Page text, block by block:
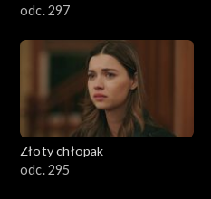
odc. 297
Złoty chłopak
odc. 295